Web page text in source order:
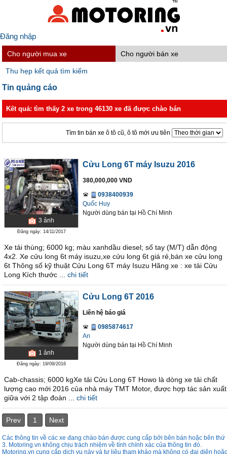
Đăng nhập
Cho người mua xe Cho người bán xe
Thu hẹp kết quả tìm kiếm
Tin quảng cáo
Kết quả: tìm thấy 2 xe trong 46130 xe đã được chào bán
Tìm tin bán xe ô tô cũ, ô tô mới ưu tiên
3 ảnh
Đăng ngày: 14/11/2017
Cửu Long 6T máy Isuzu 2016
380,000,000 VND
0938400939
Quốc Huy
Người dùng bán tại Hồ Chí Minh
Xe tải thùng; 6000 kg; màu xanhdầu diesel; số tay (M/T) dẫn động
4x2. Xe cửu long 6t máy isuzu,xe cửu long 6t giá rẻ,bán xe cửu long
6t Thông số kỹ thuật Cửu Long 6T máy Isuzu Hãng xe : xe tải Cửu
Long Kích thước ...
chi tiết
1 ảnh
Đăng ngày: 19/09/2016
Cửu Long 6T 2016
Liên hệ báo giá
0985874617
An
Người dùng bán tại Hồ Chí Minh
Cab-chassis; 6000 kgXe tải Cửu Long 6T Howo là dòng xe tải chất
lượng cao mới 2016 của nhà máy TMT Motor, được hợp tác sản xuất
giữa với 2 tập đoàn ...
chi tiết
Prev 1 Next
Các thông tin về các xe đang chào bán được cung cấp bởi bên bán hoặc bên thứ
3. Motoring.vn không chịu trách nhiệm về tính chính xác của thông tin đó.
Motoring.vn cung cấp dịch vụ này và tư liệu tham khảo mà không có đại diên hoặc